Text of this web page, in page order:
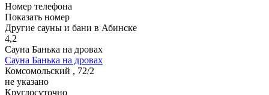
Номер телефона
Показать номер
Другие сауны и бани в Абинске
4,2
Сауна Банька на дровах
Сауна Банька на дровах
Комсомольский , 72/2
не указано
Круглосуточно